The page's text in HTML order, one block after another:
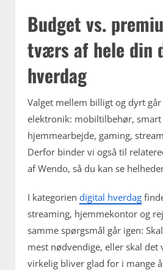
Budget vs.
tværs af hele din
hverdag
Valget mellem billigt og dyrt
elektronik: mobiltilbehør, smart
hjemmearbejde, gaming,
Derfor binder vi også til
af Wendo, så du kan se
I kategorien digital hverdag
streaming, hjemmekontor og
samme spørgsmål går igen:
mest nødvendige, eller skal
virkelig bliver glad for i mange